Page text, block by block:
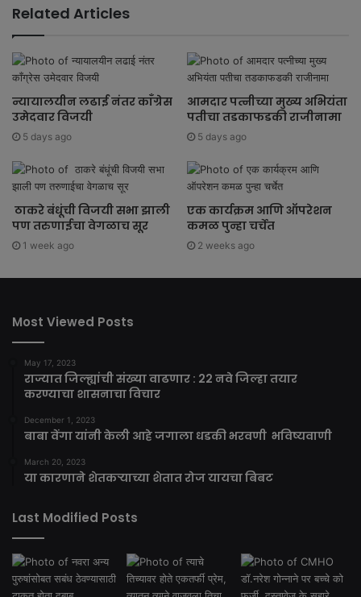
Related Articles
न्यायालयीन लढाई नंतर काँग्रेस
उमेदवार विजयी
5 days ago
आमदार पत्नीच्या मुख्य अभियंता
पतीचा तडकाफडकी राजीनामा
5 days ago
ठाकरे बंधूंची विजयी सभा झाली
पण तरुणाईचा वेगळाच सूर
1 week ago
एक कार्यक्रम आणि ऑपरेशन
कमळ पुन्हा चर्चेत
2 weeks ago
Most Viewed Posts
May 17, 2023
राज्यात जिल्ह्यांची संख्या वाढणार : 22 नवे जिल्हा तयार
करण्याचा शासनाचा विचार
December 1, 2023
बाबा वेंगा यांनी केली आहे जगाला धडकी भरवणी भविष्यवाणी
March 20, 2023
या कारणाने शेतकऱ्याच्या शेतात रोज यायचा बिबट
Last Modified Posts